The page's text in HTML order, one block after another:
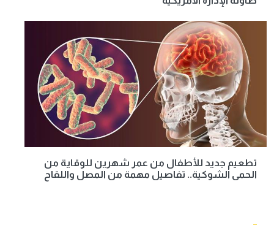
تطعيم جديد للأطفال من عمر شهرين للوقاية من
الحمى الشوكية.. تفاصيل مهمة من المصل واللقاح